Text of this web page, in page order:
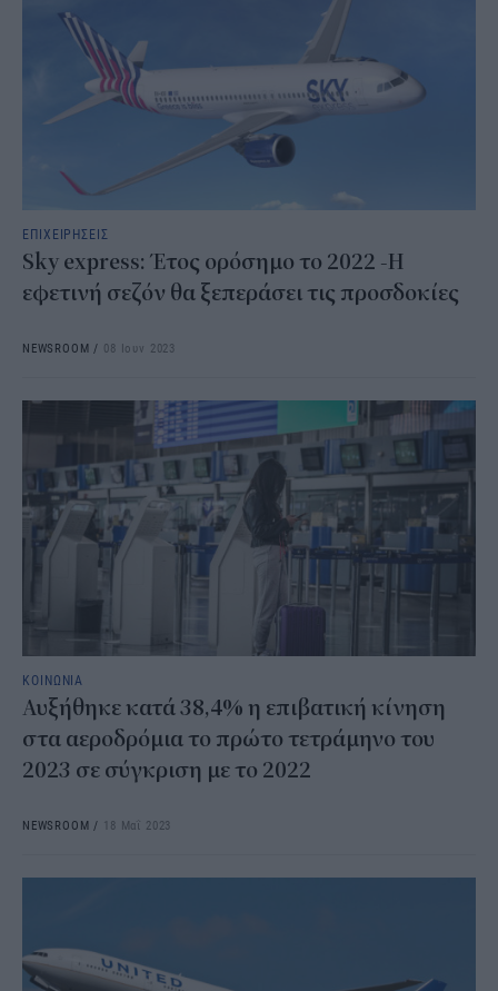
ΕΠΙΧΕΙΡΗΣΕΙΣ
Sky express: Έτος ορόσημο το 2022 -Η
εφετινή σεζόν θα ξεπεράσει τις προσδοκίες
NEWSROOM / 08 Ιουν 2023
ΚΟΙΝΩΝΙΑ
Αυξήθηκε κατά 38,4% η επιβατική κίνηση
στα αεροδρόμια το πρώτο τετράμηνο του
2023 σε σύγκριση με το 2022
NEWSROOM / 18 Μαΐ 2023